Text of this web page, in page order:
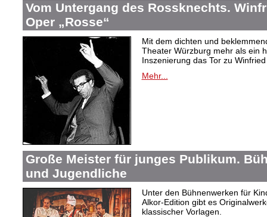
Vom Untergang des Rossknechts.
Oper „Rosse“
Mit dem dichten und
Theater Würzburg mehr als ein
Inszenierung das Tor zu
Mehr...
Große Meister für junges Publikum.
und Jugendliche
Unter den Bühnenwerken für
Alkor-Edition gibt es
klassischer Vorlagen.